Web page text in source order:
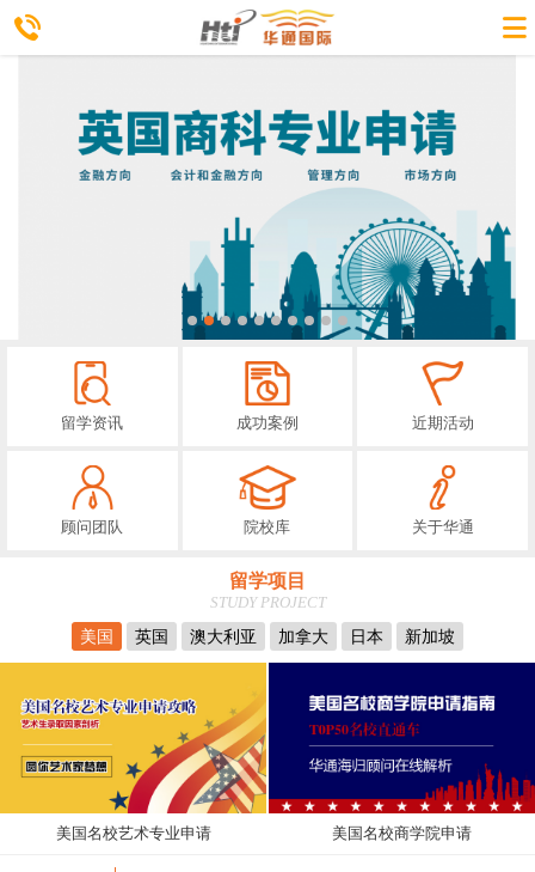
留学资讯 成功案例 近期活动
顾问团队 院校库 关于华通
留学项目
STUDY PROJECT
美国
英国 澳大利亚 加拿大 日本 新加坡
美国名校艺术专业申请 美国名校商学院申请